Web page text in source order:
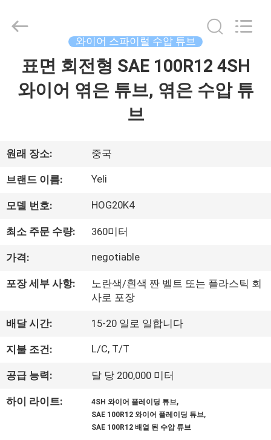
회
사
소
공
장
학
품
Plastic
Technology
Reserved.
Developed
와이어 스파이럴 수압 튜브
표면 회전형 SAE 100R12 4SH
와이어 엮은 튜브, 엮은 수압 튜
브
원래 장소: 중국
브랜드 이름: Yeli
모델 번호: HOG20K4
최소 주문 수량: 360미터
가격: negotiable
포장 세부 사항:
노란색/흰색 짠 벨트 또는 플라스틱 회
사로 포장
배달 시간: 15-20 일로 일합니다
지불 조건: L/C, T/T
공급 능력: 달 당 200,000 미터
하이 라이트: 4SH 와이어 플레이딩 튜브,
SAE 100R12 와이어 플레이딩 튜브,
SAE 100R12 배열 된 수압 튜브